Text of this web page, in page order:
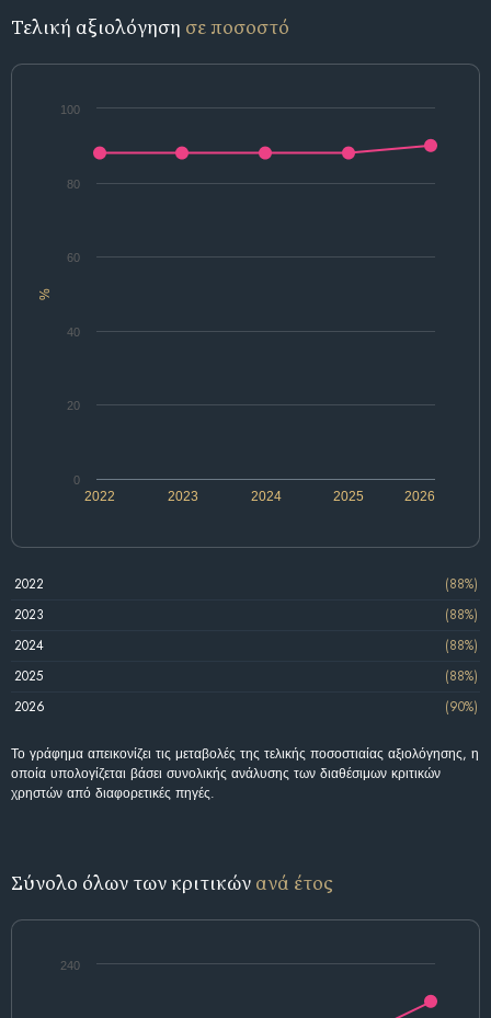
Τελική αξιολόγηση σε ποσοστό
%
2022 2024 2026
2023 2025
0
20
40
60
80
100
2022
(88%)
2023
(88%)
2024
(88%)
2025
(88%)
2026
(90%)
Το γράφημα απεικονίζει τις μεταβολές της τελικής ποσοστιαίας αξιολόγησης, η
οποία υπολογίζεται βάσει συνολικής ανάλυσης των διαθέσιμων κριτικών
χρηστών από διαφορετικές πηγές.
Σύνολο όλων των κριτικών ανά έτος
240